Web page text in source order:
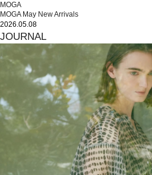
MOGA
MOGA May New Arrivals
2026.05.08
JOURNAL